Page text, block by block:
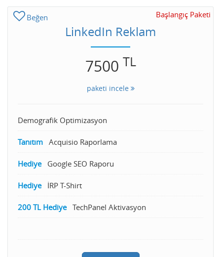
Beğen Başlangıç Paketi
LinkedIn Reklam
7500 TL
paketi incele
Demografik Optimizasyon
Tanıtım Acquisio Raporlama
Hediye Google SEO Raporu
Hediye İRP T-Shirt
200 TL Hediye TechPanel Aktivasyon